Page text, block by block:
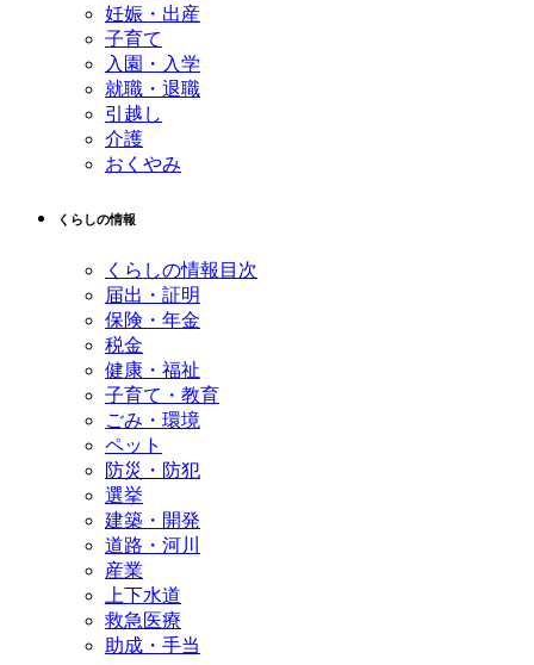
妊娠・出産
子育て
入園・入学
就職・退職
引越し
介護
おくやみ
くらしの情報
くらしの情報目次
届出・証明
保険・年金
税金
健康・福祉
子育て・教育
ごみ・環境
ペット
防災・防犯
選挙
建築・開発
道路・河川
産業
上下水道
救急医療
助成・手当